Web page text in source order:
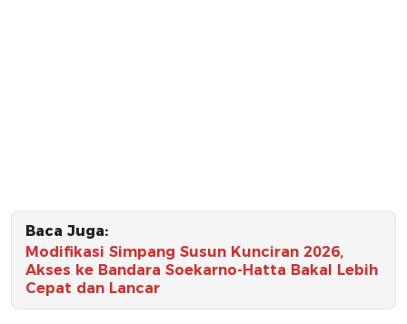
Baca Juga:
Modifikasi Simpang Susun Kunciran 2026,
Akses ke Bandara Soekarno-Hatta Bakal Lebih
Cepat dan Lancar